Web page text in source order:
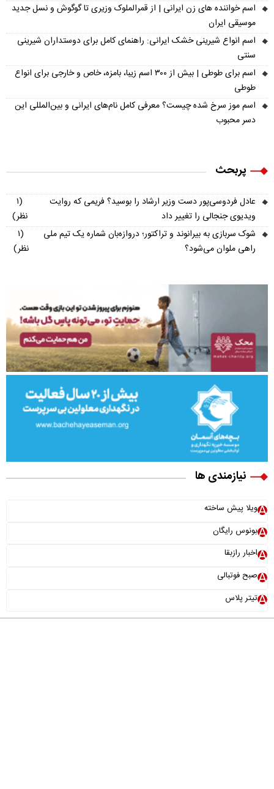
اسم خواننده های زن ایرانی | از قمرالملوک وزیری تا گوگوش و نسل جدید
موسیقی ایران
اسم انواع شیرینی خشک ایرانی: راهنمای کامل برای دوستداران شیرینی
سنتی
اسم برای طوطی | بیش از ۳۰۰ اسم زیبا، بامزه، خاص و خارجی برای انواع
طوطی
اسم موز سرخ شده چیست؟ معرفی کامل نام‌های ایرانی و بین‌المللی این
دسر محبوب
پربحث
عادل فردوسی‌پور دست وزیر ارشاد را بوسید؟ فریمی که روایت
ویدیوی جنجالی را تغییر داد
(۱
نظر)
شوک سربازی به بیرانوند و تراکتور؛ دروازه‌بان شماره یک تیم ملی
راهی ملوان می‌شود؟
(۱
نظر)
نیازمندی ها
ویلا پیش ساخته
بونوس رایگان
اخبار رازبقا
صبح فوتبالی
تیتر پلاس